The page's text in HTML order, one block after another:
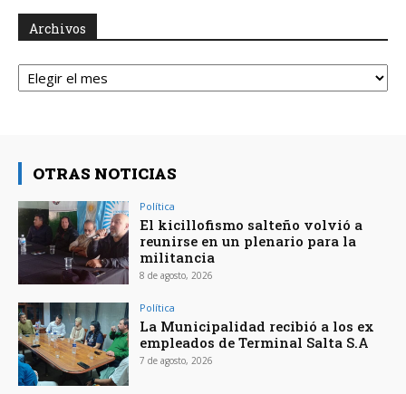
Archivos
Archivos
OTRAS NOTICIAS
Política
El kicillofismo salteño volvió a
reunirse en un plenario para la
militancia
8 de agosto, 2026
Política
La Municipalidad recibió a los ex
empleados de Terminal Salta S.A
7 de agosto, 2026